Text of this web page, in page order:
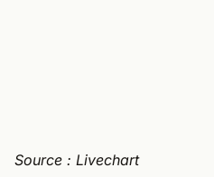
Source : Livechart